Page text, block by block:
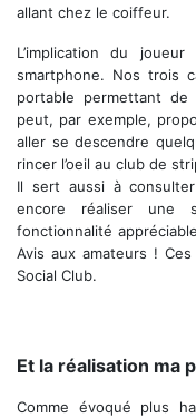
allant chez le coiffeur.
L’implication du
smartphone. Nos trois
portable permettant de
peut, par exemple,
aller se descendre
rincer l’oeil au club de
Il sert aussi à
encore réaliser une
fonctionnalité
Avis aux amateurs !
Social Club.
Et la réalisation ma
Comme évoqué plus